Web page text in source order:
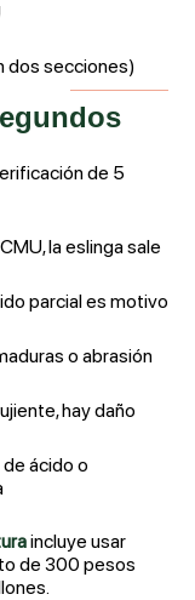
dos secciones)
de 5
la eslinga sale
parcial es motivo
o abrasión
hay daño
ácido o
incluye usar
de 300 pesos